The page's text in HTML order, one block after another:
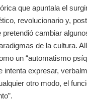
que apuntala el
revolucionario y,
pretendió cambiar
de la cultura.
un “automatismo
intenta expresar,
otro modo, el